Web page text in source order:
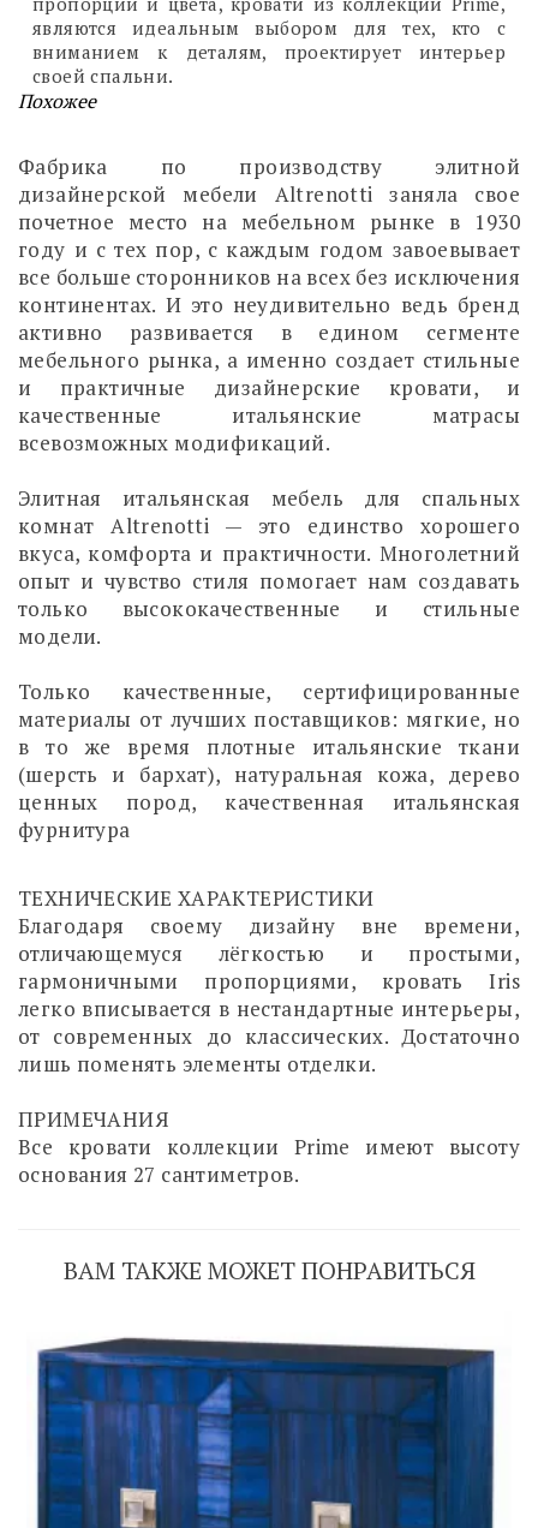
являются идеальным выбором для тех, кто с
вниманием к деталям, проектирует интерьер
своей спальни.
Похожее
Фабрика по производству элитной
дизайнерской мебели Altrenotti заняла свое
почетное место на мебельном рынке в 1930
году и с тех пор, с каждым годом завоевывает
все больше сторонников на всех без исключения
континентах. И это неудивительно ведь бренд
активно развивается в едином сегменте
мебельного рынка, а именно создает стильные
и практичные дизайнерские кровати, и
качественные итальянские матрасы
всевозможных модификаций.
Элитная итальянская мебель для спальных
комнат Altrenotti — это единство хорошего
вкуса, комфорта и практичности. Многолетний
опыт и чувство стиля помогает нам создавать
только высококачественные и стильные
модели.
Только качественные, сертифицированные
материалы от лучших поставщиков: мягкие, но
в то же время плотные итальянские ткани
(шерсть и бархат), натуральная кожа, дерево
ценных пород, качественная итальянская
фурнитура
ТЕХНИЧЕСКИЕ ХАРАКТЕРИСТИКИ
Благодаря своему дизайну вне времени,
отличающемуся лёгкостью и простыми,
гармоничными пропорциями, кровать Iris
легко вписывается в нестандартные интерьеры,
от современных до классических. Достаточно
лишь поменять элементы отделки.
ПРИМЕЧАНИЯ
Все кровати коллекции Prime имеют высоту
основания 27 сантиметров.
ВАМ ТАКЖЕ МОЖЕТ ПОНРАВИТЬСЯ